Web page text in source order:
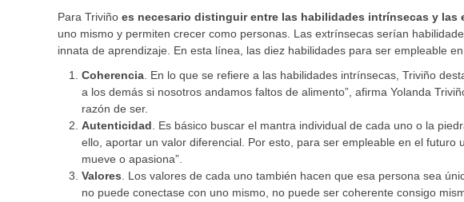
Para Triviño es necesario distinguir entre las habilidades intrínsecas y las
uno mismo y permiten crecer como personas. Las extrínsecas serían
innata de aprendizaje. En esta línea, las diez habilidades para ser empleable
Coherencia. En lo que se refiere a las habilidades intrínsecas, Triviño
a los demás si nosotros andamos faltos de alimento”, afirma Yolanda
razón de ser.
Autenticidad. Es básico buscar el mantra individual de cada uno o la
ello, aportar un valor diferencial. Por esto, para ser empleable en el futuro
mueve o apasiona”.
Valores. Los valores de cada uno también hacen que esa persona sea
no puede conectase con uno mismo, no puede ser coherente consigo